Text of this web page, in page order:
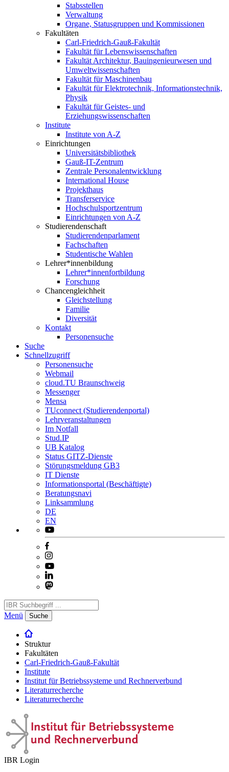
Stabsstellen
Verwaltung
Organe, Statusgruppen und Kommissionen
Fakultäten
Carl-Friedrich-Gauß-Fakultät
Fakultät für Lebenswissenschaften
Fakultät Architektur, Bauingenieurwesen und
Umweltwissenschaften
Fakultät für Maschinenbau
Fakultät für Elektrotechnik, Informationstechnik,
Physik
Fakultät für Geistes- und
Erziehungswissenschaften
Institute
Institute von A-Z
Einrichtungen
Universitätsbibliothek
Gauß-IT-Zentrum
Zentrale Personalentwicklung
International House
Projekthaus
Transferservice
Hochschulsportzentrum
Einrichtungen von A-Z
Studierendenschaft
Studierendenparlament
Fachschaften
Studentische Wahlen
Lehrer*innenbildung
Lehrer*innenfortbildung
Forschung
Chancengleichheit
Gleichstellung
Familie
Diversität
Kontakt
Personensuche
Suche
Schnellzugriff
Personensuche
Webmail
cloud.TU Braunschweig
Messenger
Mensa
TUconnect (Studierendenportal)
Lehrveranstaltungen
Im Notfall
Stud.IP
UB Katalog
Status GITZ-Dienste
Störungsmeldung GB3
IT Dienste
Informationsportal (Beschäftigte)
Beratungsnavi
Linksammlung
DE
EN
Menü Suche
Struktur
Fakultäten
Carl-Friedrich-Gauß-Fakultät
Institute
Institut für Betriebssysteme und Rechnerverbund
Literaturrecherche
Literaturrecherche
IBR Login